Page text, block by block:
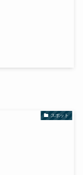
スポット